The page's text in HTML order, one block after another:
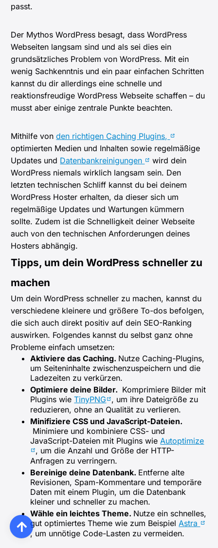
passt.
Der Mythos WordPress besagt, dass WordPress
Webseiten langsam sind und als sei dies ein
grundsätzliches Problem von WordPress. Mit ein
wenig Sachkenntnis und ein paar einfachen Schritten
kannst du dir allerdings eine schnelle und
reaktionsfreudige WordPress Webseite schaffen – du
musst aber einige zentrale Punkte beachten.
Mithilfe vonden richtigen Caching Plugins,
optimierten Medien und Inhalten sowie regelmäßige
Updates und Datenbankreinigungen
wird dein
WordPress niemals wirklich langsam sein. Den
letzten technischen Schliff kannst du bei deinem
WordPress Hoster erhalten, da dieser sich um
regelmäßige Updates und Wartungen kümmern
sollte. Zudem ist die Schnelligkeit deiner Webseite
auch von den technischen Anforderungen deines
Hosters abhängig.
Tipps, um dein WordPress schneller zu
machen
Um dein WordPress schneller zu machen, kannst du
verschiedene kleinere und größere To-dos befolgen,
die sich auch direkt positiv auf dein SEO-Ranking
auswirken. Folgendes kannst du selbst ganz ohne
Probleme einfach umsetzen:
Aktiviere das Caching. Nutze Caching-Plugins,
um Seiteninhalte zwischenzuspeichern und die
Ladezeiten zu verkürzen.
Optimiere deine Bilder. Komprimiere Bilder mit
Plugins wieTinyPNG
, um ihre Dateigröße zu
reduzieren, ohne an Qualität zu verlieren.
Minifiziere CSS und JavaScript-Dateien.
Minimiere und kombiniere CSS- und
JavaScript-Dateien mit Plugins wieAutoptimize
, um die Anzahl und Größe der HTTP-
Anfragen zu verringern.
Bereinige deine Datenbank. Entferne alte
Revisionen, Spam-Kommentare und temporäre
Daten mit einem Plugin, um die Datenbank
kleiner und schneller zu machen.
Wähle ein leichtes Theme. Nutze ein schnelles,
gut optimiertes Theme wie zum BeispielAstra
, um unnötige Code-Lasten zu vermeiden.